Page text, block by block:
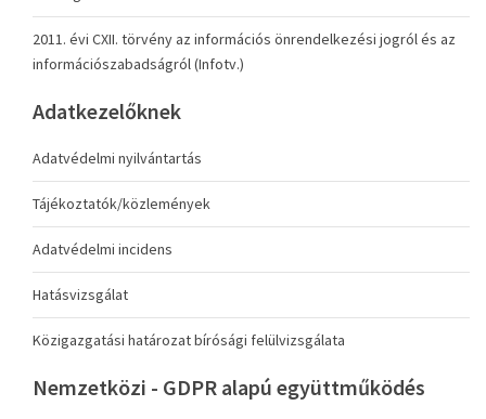
2011. évi CXII. törvény az információs önrendelkezési jogról és az
információszabadságról (Infotv.)
Adatkezelőknek
Adatvédelmi nyilvántartás
Tájékoztatók/közlemények
Adatvédelmi incidens
Hatásvizsgálat
Közigazgatási határozat bírósági felülvizsgálata
Nemzetközi - GDPR alapú együttműködés